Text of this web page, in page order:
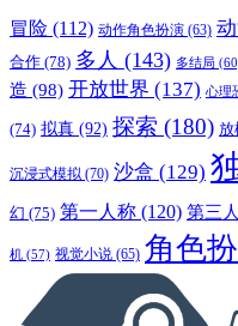
冒险 (112) 动作角色扮演 (63)
合作 (78) 多人 (143) 多结局
造 (98) 开放世界 (137) 心理
(74) 拟真 (92) 探索 (180) 放
沉浸式模拟 (70) 沙盒 (129)
幻 (75) 第一人称 (120) 第三
机 (57) 视觉小说 (65) 角色